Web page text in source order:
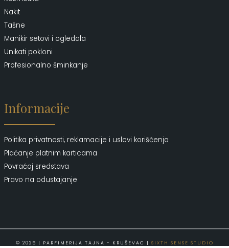
Nakit
Tašne
Manikir setovi i ogledala
Unikati pokloni
Profesionalno šminkanje
Informacije
Politika privatnosti, reklamacije i uslovi korišćenja
Plaćanje platnim karticama
Povraćaj sredstava
Pravo na odustajanje
© 2025 | PARFIMERIJA TAJNA - KRUŠEVAC | SIXTH SENSE STUDIO